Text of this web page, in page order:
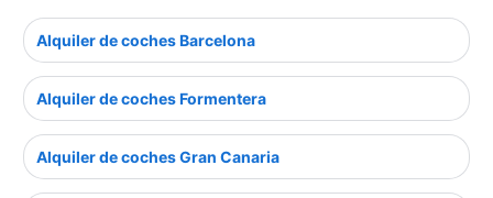
Alquiler de coches Barcelona
Alquiler de coches Formentera
Alquiler de coches Gran Canaria